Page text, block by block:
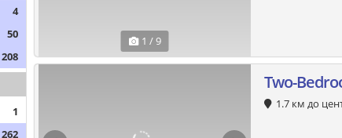
4
50
208
1
262
1 / 9
Two-
1.7 км до